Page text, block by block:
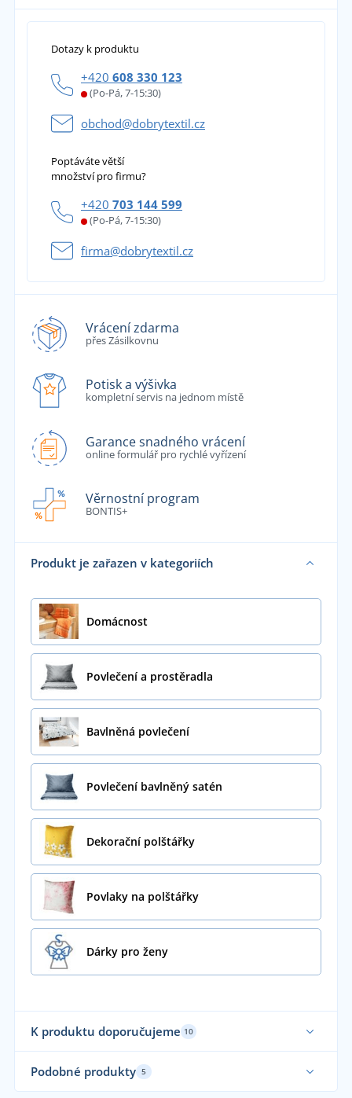
Dotazy k produktu
+420 608 330 123
(Po-Pá, 7-15:30)
obchod@dobrytextil.cz
Poptáváte větší
množství pro firmu?
+420 703 144 599
(Po-Pá, 7-15:30)
firma@dobrytextil.cz
Vrácení zdarma
přes Zásilkovnu
Potisk a výšivka
kompletní servis na jednom místě
Garance snadného vrácení
online formulář pro rychlé vyřízení
Věrnostní program
BONTIS+
Produkt je zařazen v kategoriích
Domácnost
Povlečení a prostěradla
Bavlněná povlečení
Povlečení bavlněný satén
Dekorační polštářky
Povlaky na polštářky
Dárky pro ženy
K produktu doporučujeme 10
Podobné produkty 5